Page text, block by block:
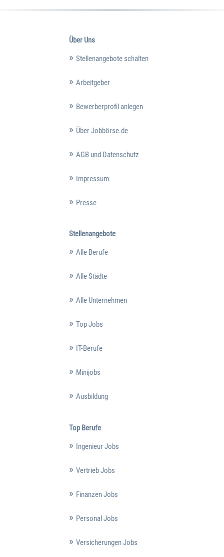
Über Uns
Stellenangebote schalten
Arbeitgeber
Bewerberprofil anlegen
Über Jobbörse.de
AGB und Datenschutz
Impressum
Presse
Stellenangebote
Alle Berufe
Alle Städte
Alle Unternehmen
Top Jobs
IT-Berufe
Minijobs
Ausbildung
Top Berufe
Ingenieur Jobs
Vertrieb Jobs
Finanzen Jobs
Personal Jobs
Versicherungen Jobs